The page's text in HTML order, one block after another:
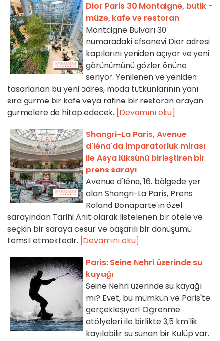
Dior Paris 30 Montaigne, butik -
müze, kafe ve restoran
Montaigne Bulvarı 30
numaradaki efsanevi Dior adresi
kapılarını yeniden açıyor ve yeni
görünümünü gözler önüne
seriyor. Yenilenen ve yeniden
tasarlanan bu yeni adres, moda tutkunlarının yanı
sıra gurme bir kafe veya rafine bir restoran arayan
gurmelere de hitap edecek. [Devamını oku]
Shangri-La Paris, Avenue
d'Iéna'da imparatorluk mirası
ile Asya lüksünü birleştiren bir
prens sarayı
Avenue d'Iéna, 16. bölgede yer
alan Shangri-La Paris, Prens
Roland Bonaparte'ın özel
sarayından Tarihi Anıt olarak listelenen bir otele ve
seçkin bir saraya cesur ve başarılı bir dönüşümü
temsil etmektedir. [Devamını oku]
Paris: Seine Nehri üzerinde su
kayağı
Seine Nehri üzerinde su kayağı
mı? Evet, bu mümkün ve Paris'te
gerçekleşiyor! Öğrenme
atölyeleri ile birlikte 3,5 km'lik
kayılabilir su sunan bir Kulüp var.